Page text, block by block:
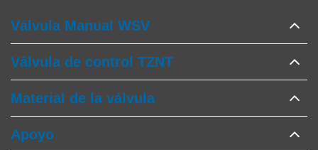
Válvula Manual WSV
Válvula de control TZNT
Material de la válvula
Apoyo